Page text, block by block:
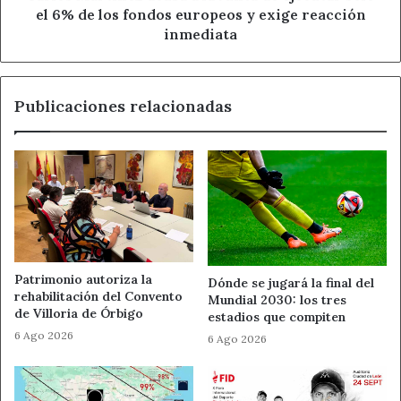
proximidad
planifican su stock, comunican bien sus promos y
activan la venta por redeslogran mayor tracción.
leonesa .
Productos que suelen destacar
Tecnología y accesorios: auriculares, wearables y
pequeños electrodomésticos.
Moda y calzado: colecciones de temporada con
descuentos escalonados.
Belleza y cuidado personal
formatos ahorro.
fondos
y
inmediata
el 6% de los fondos europeos y exige reacción
inmediata
Publicaciones relacionadas
Patrimonio autoriza la
rehabilitación del Convento
de Villoria de Órbigo
6 Ago 2026
Dónde se jugará la final del
Mundial 2030: los tres
estadios que compiten
6 Ago 2026